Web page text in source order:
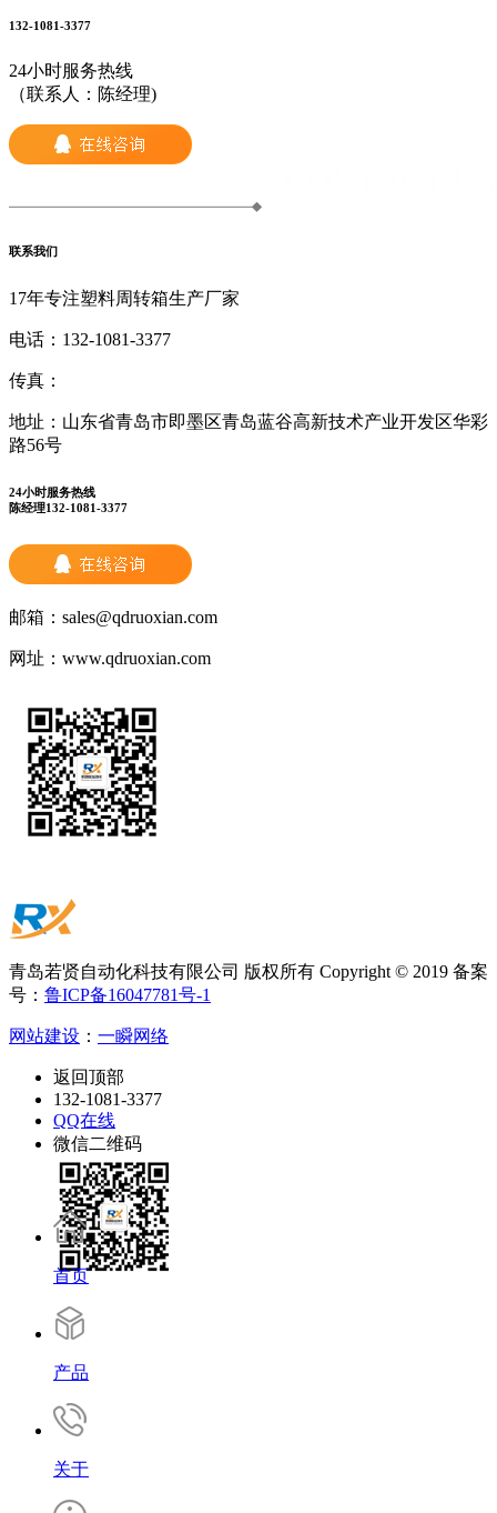
132-1081-3377
24小时服务热线
（联系人：陈经理)
联系我们
17年专注塑料周转箱生产厂家
电话： 132-1081-3377
传真：
地址： 山东省青岛市即墨区青岛蓝谷高新技术产业开发区华彩
路56号
24小时服务热线
陈经理132-1081-3377
邮箱： sales@qdruoxian.com
网址： www.qdruoxian.com
青岛若贤自动化科技有限公司 版权所有 Copyright © 2019 备案
号： 鲁ICP备16047781号-1
网站建设 ： 一瞬网络
返回顶部
132-1081-3377
QQ在线
微信二维码
首页
产品
关于